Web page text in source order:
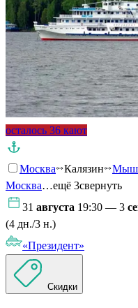
осталось 36 кают
Москва Калязин
Москва…ещё 3свернуть
31 августа 19:30 — 3
(4 дн./3 н.)
«Президент»
Скидки